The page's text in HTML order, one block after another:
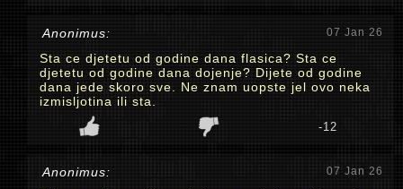
Anonimus: 07 Jan 26
Sta ce djetetu od godine dana flasica? Sta ce
djetetu od godine dana dojenje? Dijete od godine
dana jede skoro sve. Ne znam uopste jel ovo neka
izmisljotina ili sta.
-12
Anonimus: 07 Jan 26